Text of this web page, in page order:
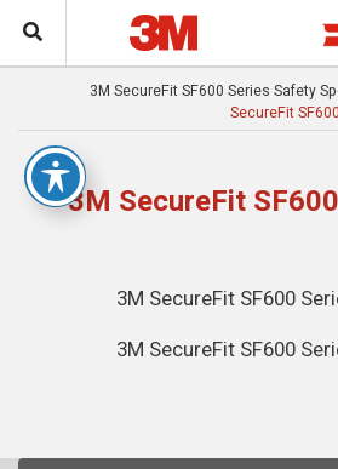
3M SecureFit SF600 Series Safety
SecureFit
3M SecureFit
3M SecureFit SF600
3M SecureFit SF600